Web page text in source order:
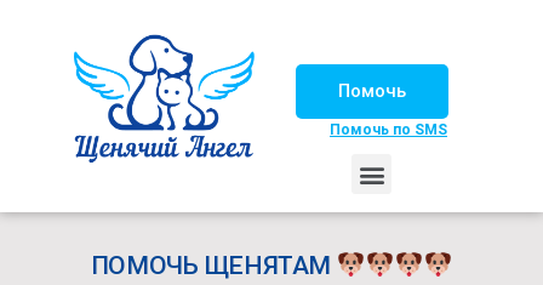
Помочь
Помочь по SMS
ПОМОЧЬ ЩЕНЯТАМ